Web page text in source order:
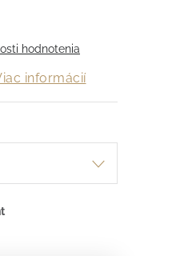
hodnotenia
informácií